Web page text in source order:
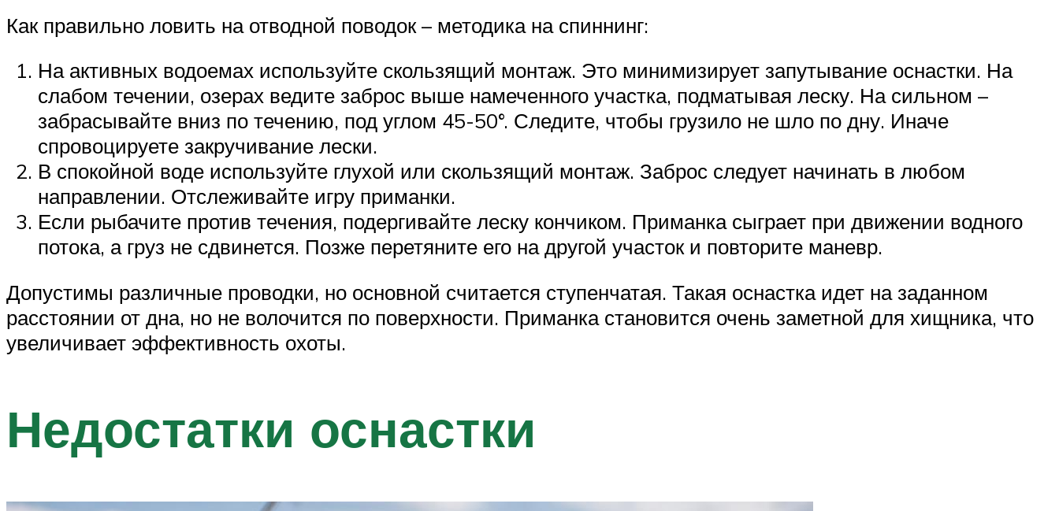
Как правильно ловить на отводной поводок – методика на спиннинг:
На активных водоемах используйте скользящий монтаж. Это минимизирует запутывание оснастки. На
слабом течении, озерах ведите заброс выше намеченного участка, подматывая леску. На сильном –
забрасывайте вниз по течению, под углом 45-50°. Следите, чтобы грузило не шло по дну. Иначе
спровоцируете закручивание лески.
В спокойной воде используйте глухой или скользящий монтаж. Заброс следует начинать в любом
направлении. Отслеживайте игру приманки.
Если рыбачите против течения, подергивайте леску кончиком. Приманка сыграет при движении водного
потока, а груз не сдвинется. Позже перетяните его на другой участок и повторите маневр.
Допустимы различные проводки, но основной считается ступенчатая. Такая оснастка идет на заданном
расстоянии от дна, но не волочится по поверхности. Приманка становится очень заметной для хищника, что
увеличивает эффективность охоты.
Недостатки оснастки